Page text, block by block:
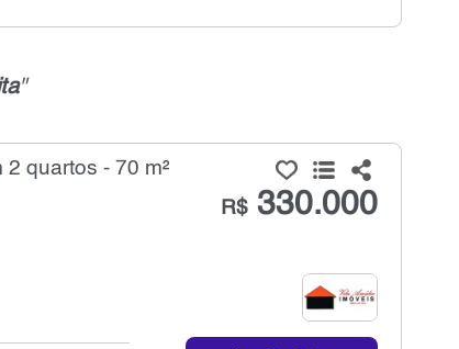
"
quartos - 70 m²
R$330.000